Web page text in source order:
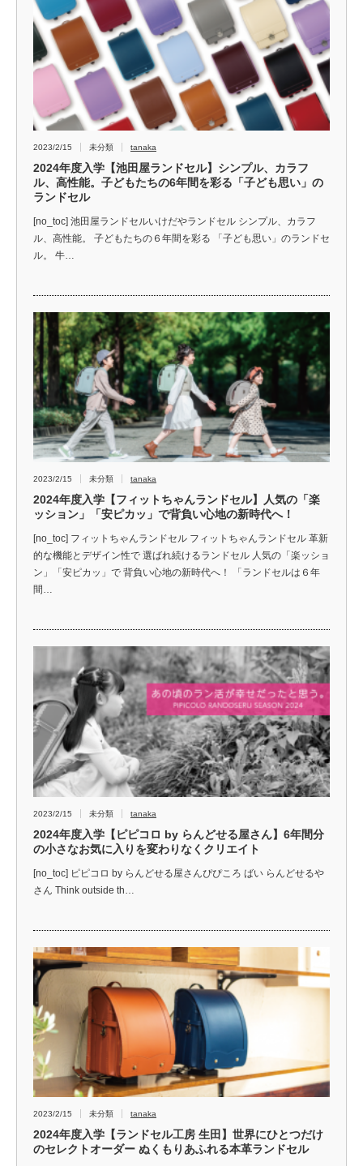
2023/2/15 未分類 tanaka
2024年度入学【池田屋ランドセル】シンプル、カラフ
ル、高性能。子どもたちの6年間を彩る「子ども思い」の
ランドセル
[no_toc] 池田屋ランドセルいけだやランドセル シンプル、カラフ
ル、高性能。 子どもたちの６年間を彩る 「子ども思い」のランドセ
ル。 牛…
2023/2/15 未分類 tanaka
2024年度入学【フィットちゃんランドセル】人気の「楽
ッション」「安ピカッ」で背負い心地の新時代へ！
[no_toc] フィットちゃんランドセル フィットちゃんランドセル 革新
的な機能とデザイン性で 選ばれ続けるランドセル 人気の「楽ッショ
ン」「安ピカッ」で 背負い心地の新時代へ！ 「ランドセルは６年
間…
2023/2/15 未分類 tanaka
2024年度入学【ピピコロ by らんどせる屋さん】6年間分
の小さなお気に入りを変わりなくクリエイト
[no_toc] ピピコロ by らんどせる屋さんぴぴころ ばい らんどせるや
さん Think outside th…
2023/2/15 未分類 tanaka
2024年度入学【ランドセル工房 生田】世界にひとつだけ
のセレクトオーダー ぬくもりあふれる本革ランドセル